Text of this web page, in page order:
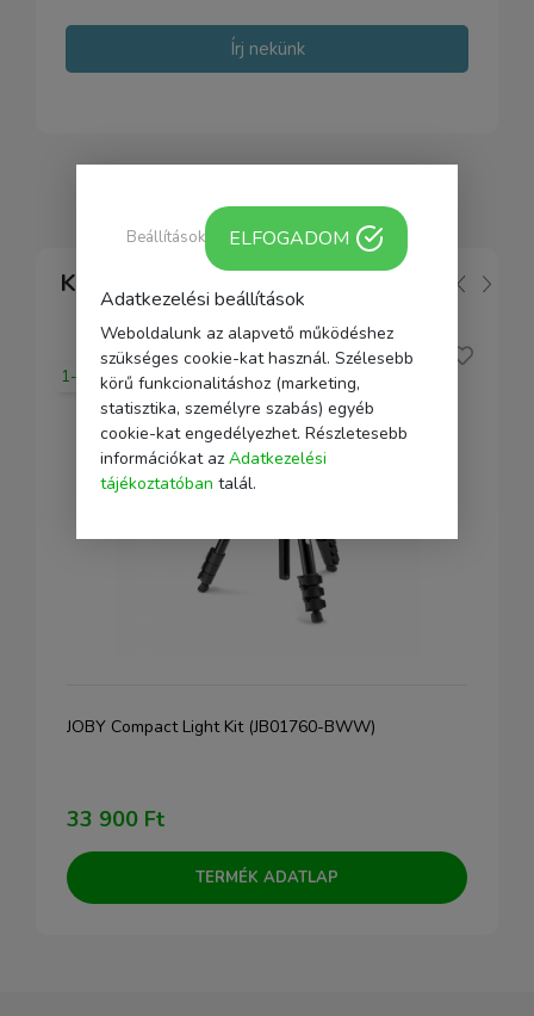
Írj nekünk
Kapcsolódó
1-2 nap
JOBY Compact Light Kit (JB01760-BWW)
33 900 Ft
TERMÉK ADATLAP
Adatkezelési beállítások
Weboldalunk az alapvető működéshez
szükséges cookie-kat használ. Szélesebb
körű funkcionalitáshoz (marketing,
statisztika, személyre szabás) egyéb
cookie-kat engedélyezhet. Részletesebb
információkat az Adatkezelési
tájékoztatóban talál.
Beállítások ELFOGADOM